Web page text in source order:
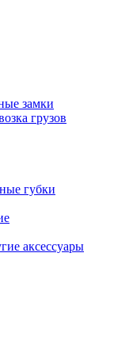
замки
грузов
губки
аксессуары